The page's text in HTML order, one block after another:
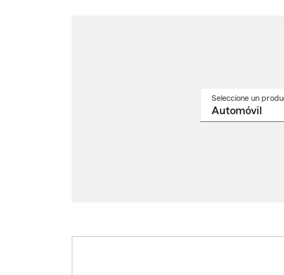
Seleccione un